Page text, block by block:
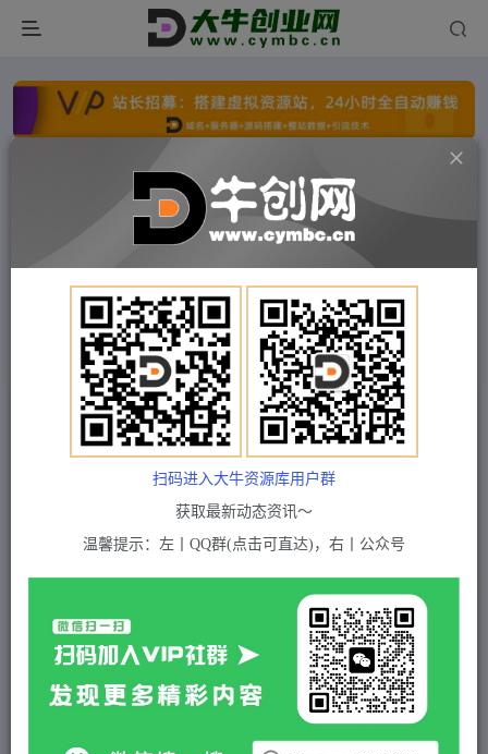
点击开通分站+ 每日收入300+
文字广告火爆招租 文字广告火爆招租
文字广告火爆招租
文字广告火爆招租 文字广告火爆招租
付费项目 福缘网 正文
保险类短视频账号线上获客训练营，短视频搞钱爆
5 积分
黄金会员 免费 超级会员(永久VIP) 免费
付费资源
扫码进入大牛资源库用户群
获取最新动态资讯～
温馨提示：左丨QQ群(点击可直达)，右丨公众号